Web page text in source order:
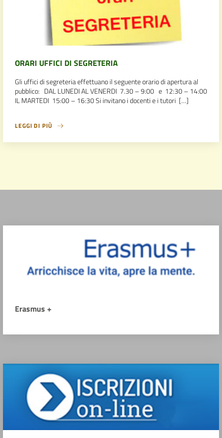
ORARI UFFICI DI SEGRETERIA
Gli uffici di segreteria effettuano il seguente orario di apertura al
pubblico: DAL LUNEDI AL VENERDI 7.30 – 9:00 e 12:30 – 14:00
IL MARTEDI 15:00 – 16:30 Si invitano i docenti e i tutori […]
LEGGI DI PIÙ
Erasmus +